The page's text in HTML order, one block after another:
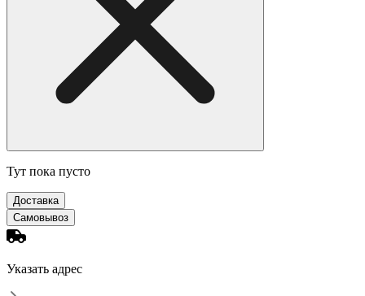
Тут пока пусто
Доставка
Самовывоз
Указать адрес